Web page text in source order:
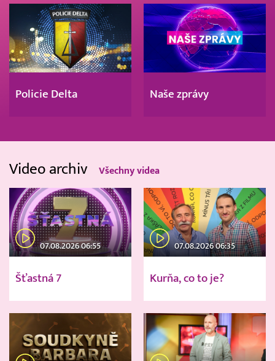
Policie Delta Naše zprávy
Video archiv Všechny videa
07.08.2026 06:55
Šťastná 7
07.08.2026 06:35
Kurňa, co to je?